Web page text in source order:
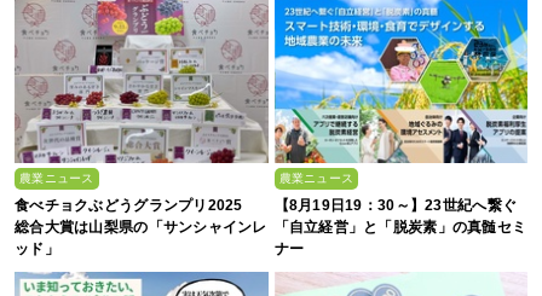
農業ニュース
食べチョクぶどうグランプリ2025
総合大賞は山梨県の「サンシャインレ
ッド」
農業ニュース
【8月19日19：30～】23世紀へ繋ぐ
「自立経営」と「脱炭素」の真髄セミ
ナー